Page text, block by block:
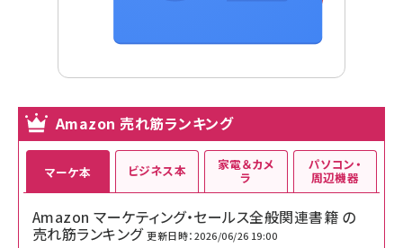
Amazon 売れ筋ランキング
マーケ本
Amazon マーケティング・セールス全般関連書籍 の
売れ筋ランキング 更新日時：2026/06/26 19:00
ビジネス本 家電＆カメ
ラ
パソコン・
周辺機器